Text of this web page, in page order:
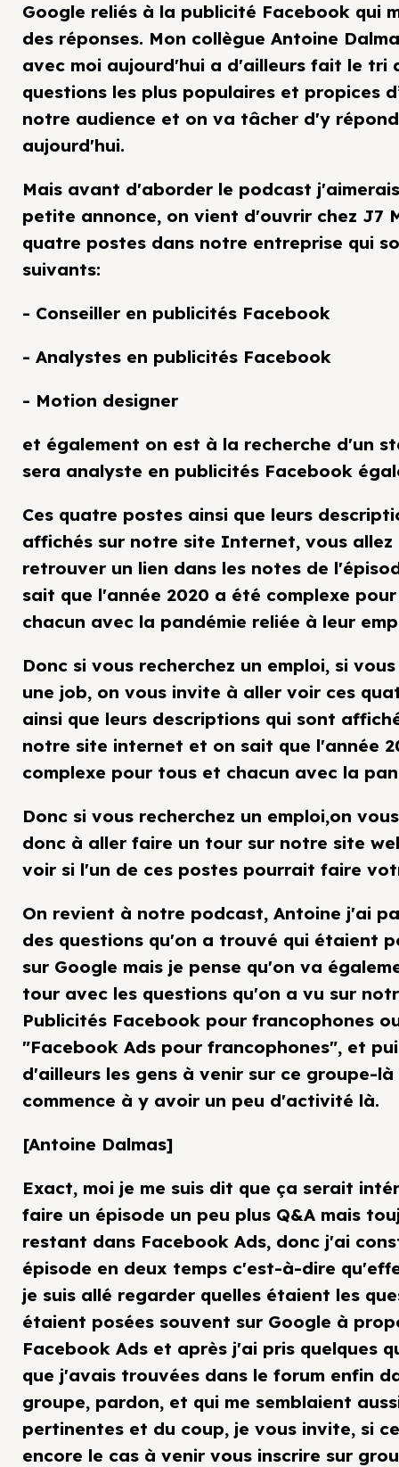
Google reliés à la publicité Facebook qui
des réponses. Mon collègue Antoine
avec moi aujourd'hui a d'ailleurs fait le tri
questions les plus populaires et propices
notre audience et on va tâcher d'y
aujourd'hui.
Mais avant d'aborder le podcast
petite annonce, on vient d'ouvrir chez J7
quatre postes dans notre entreprise qui
suivants:
- Conseiller en publicités Facebook
- Analystes en publicités Facebook
- Motion designer
et également on est à la recherche d'un
sera analyste en publicités Facebook
Ces quatre postes ainsi que leurs
affichés sur notre site Internet, vous allez
retrouver un lien dans les notes de
sait que l'année 2020 a été complexe
chacun avec la pandémie reliée à leur
Donc si vous recherchez un emploi, si
une job, on vous invite à aller voir ces
ainsi que leurs descriptions qui sont
notre site internet et on sait que l'année
complexe pour tous et chacun avec la
Donc si vous recherchez un emploi,on
donc à aller faire un tour sur notre site
voir si l'un de ces postes pourrait faire
On revient à notre podcast, Antoine j'ai
des questions qu'on a trouvé qui étaient
sur Google mais je pense qu'on va
tour avec les questions qu'on a vu sur
Publicités Facebook pour francophones
"Facebook Ads pour francophones", et
d'ailleurs les gens à venir sur ce groupe-
commence à y avoir un peu d'activité là.
[Antoine Dalmas]
Exact, moi je me suis dit que ça serait
faire un épisode un peu plus Q&A mais
restant dans Facebook Ads, donc j'ai
épisode en deux temps c'est-à-dire
je suis allé regarder quelles étaient les
étaient posées souvent sur Google à
Facebook Ads et après j'ai pris quelques
que j'avais trouvées dans le forum enfin
groupe, pardon, et qui me semblaient
pertinentes et du coup, je vous invite, si
encore le cas à venir vous inscrire sur